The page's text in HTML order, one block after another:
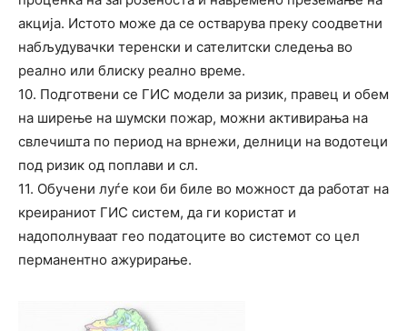
акција. Истото може да се остварува преку соодветни
набљудувачки теренски и сателитски следења во
реално или блиску реално време.
10. Подготвени се ГИС модели за ризик, правец и обем
на ширење на шумски пожар, можни активирања на
свлечишта по период на врнежи, делници на водотеци
под ризик од поплави и сл.
11. Обучени луѓе кои би биле во можност да работат на
креираниот ГИС систем, да ги користат и
надополнуваат гео податоците во системот со цел
перманентно ажурирање.